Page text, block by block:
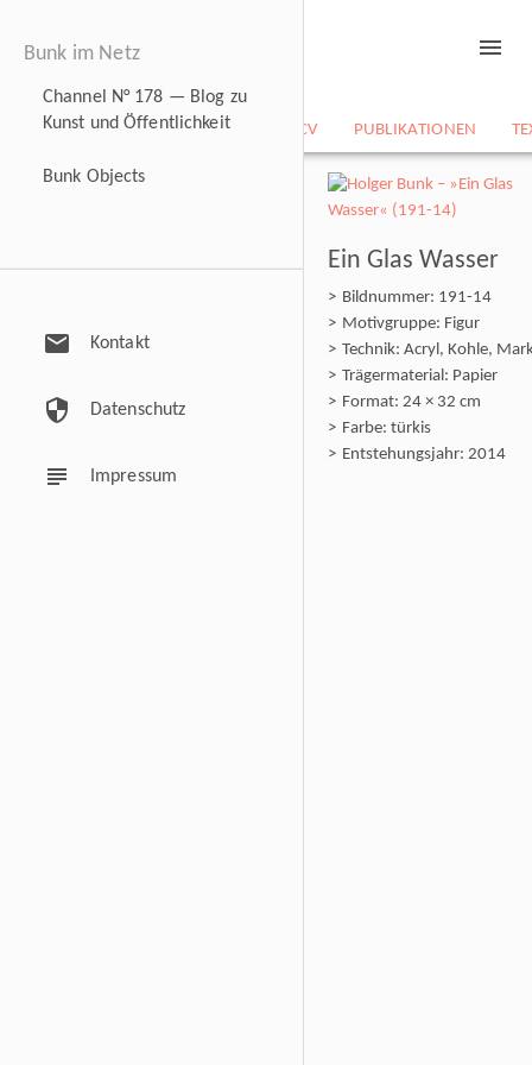
NEWS BILDARCHIV CV PUBLIKATIONEN
menu
Bunk im Netz
Channel N° 178 — Blog zu
Kunst und Öffentlichkeit
Bunk Objects
mail Kontakt
security Datenschutz
subject Impressum
Ein Glas Wasser
Bildnummer: 191-14
Motivgruppe: Figur
Technik: Acryl, Kohle,
Trägermaterial: Papier
Format: 24 × 32 cm
Farbe: türkis
Entstehungsjahr: 2014